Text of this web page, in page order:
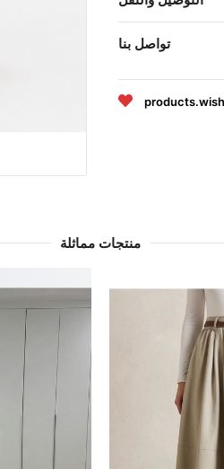
تواصل بنا
منتجات مماثلة